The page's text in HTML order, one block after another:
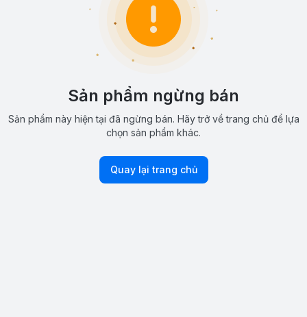
Sản phẩm ngừng bán
Sản phẩm này hiện tại đã ngừng bán. Hãy trở về trang chủ để lựa
chọn sản phẩm khác.
Quay lại trang chủ